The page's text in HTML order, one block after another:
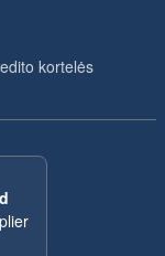
kortelės